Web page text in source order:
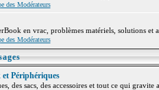
des Modérateurs
en vrac, problèmes matériels, solutions et
des Modérateurs
Périphériques
des sacs, des accessoires et tout ce qui